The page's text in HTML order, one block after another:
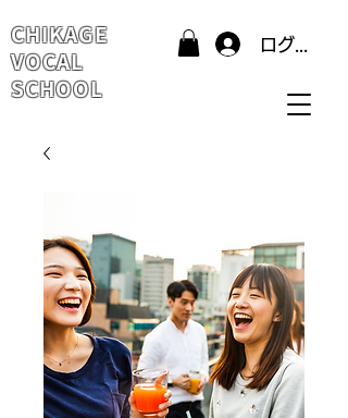
ログイン
CHIKAGE
VOCAL
SCHOOL